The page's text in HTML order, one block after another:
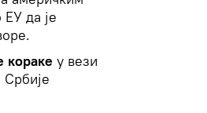
да је
кораке у вези